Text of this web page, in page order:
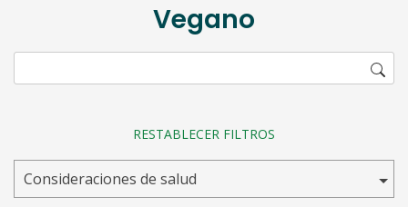
Vegano
RESTABLECER FILTROS
Consideraciones de salud